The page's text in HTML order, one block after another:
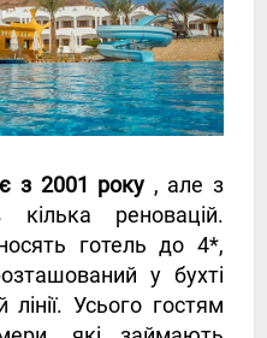
з 2001 року , але з
реновацій.
готель до 4*,
у бухті
Усього гостям